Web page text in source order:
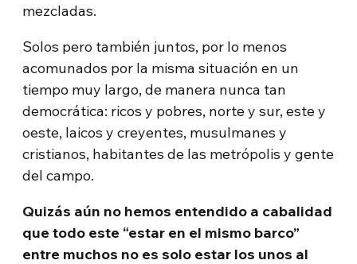
mezcladas.
Solos pero también juntos, por lo menos
acomunados por la misma situación en un
tiempo muy largo, de manera nunca tan
democrática: ricos y pobres, norte y sur, este y
oeste, laicos y creyentes, musulmanes y
cristianos, habitantes de las metrópolis y gente
del campo.
Quizás aún no hemos entendido a cabalidad
que todo este “estar en el mismo barco”
entre muchos no es solo estar los unos al